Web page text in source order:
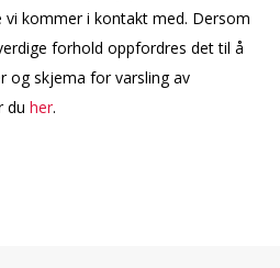
kommer i kontakt med. Dersom
forhold oppfordres det til å
og skjema for varsling av
du her.